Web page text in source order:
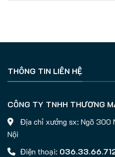
THÔNG TIN LIÊN HỆ
CÔNG TY TNHH THƯƠNG
Địa chỉ xưởng sx: Ngõ 300
Nội
Điện thoại: